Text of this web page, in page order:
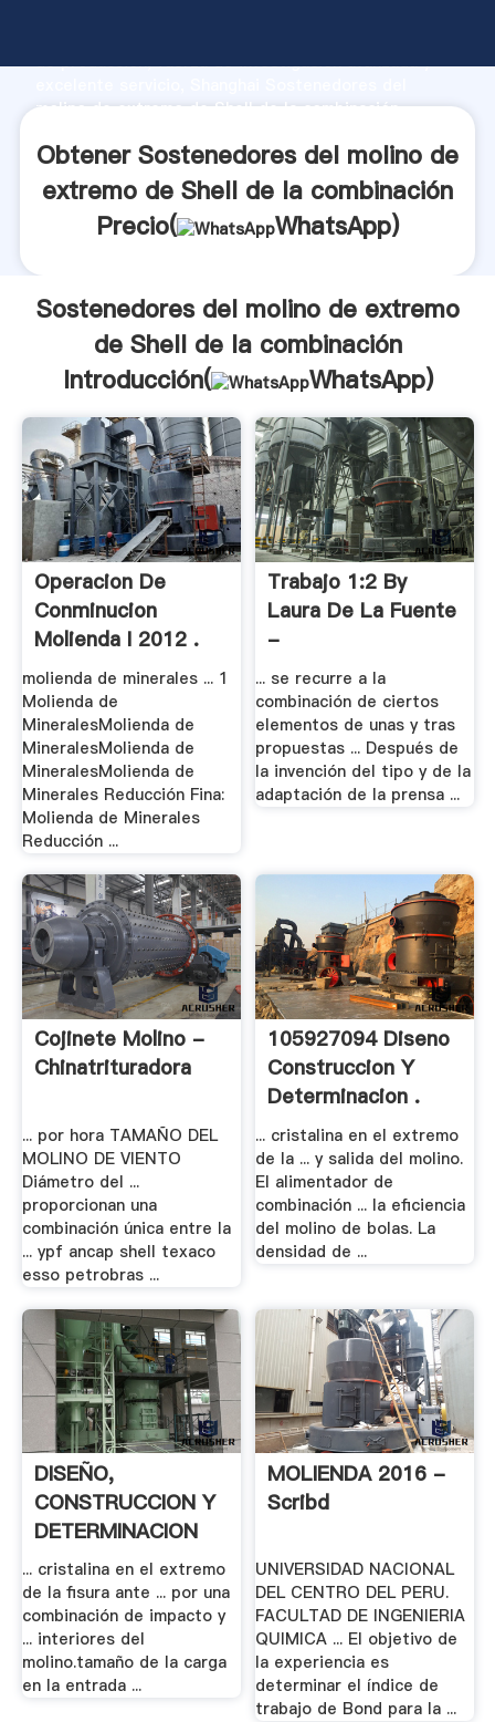
de producción, fuerza de investigación avanzada y
molino de extremo de Shell de la combinación
clientes.
Obtener Sostenedores del molino de
extremo de Shell de la combinación
Precio(
WhatsApp)
Sostenedores del molino de extremo
de Shell de la combinación
Introducción(
WhatsApp)
Operacion De
Conminucion
Molienda I 2012 .
molienda de minerales ... 1
Molienda de
MineralesMolienda de
MineralesMolienda de
MineralesMolienda de
Minerales Reducción Fina:
Molienda de Minerales
Reducción ...
Trabajo 1:2 By
Laura De La Fuente
-
... se recurre a la
combinación de ciertos
elementos de unas y tras
propuestas ... Después de
la invención del tipo y de la
adaptación de la prensa ...
Cojinete Molino -
Chinatrituradora
... por hora TAMAÑO DEL
MOLINO DE VIENTO
Diámetro del ...
proporcionan una
combinación única entre la
... ypf ancap shell texaco
esso petrobras ...
105927094 Diseno
Construccion Y
Determinacion .
... cristalina en el extremo
de la ... y salida del molino.
El alimentador de
combinación ... la eficiencia
del molino de bolas. La
densidad de ...
DISEÑO,
CONSTRUCCION Y
DETERMINACION
DE .
... cristalina en el extremo
de la fisura ante ... por una
combinación de impacto y
... interiores del
molino.tamaño de la carga
en la entrada ...
MOLIENDA 2016 -
Scribd
UNIVERSIDAD NACIONAL
DEL CENTRO DEL PERU.
FACULTAD DE INGENIERIA
QUIMICA ... El objetivo de
la experiencia es
determinar el índice de
trabajo de Bond para la ...